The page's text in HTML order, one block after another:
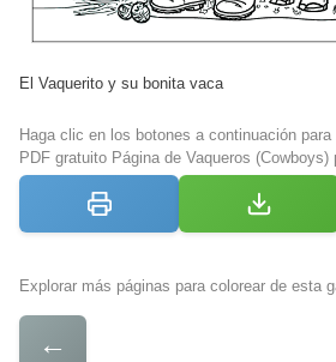
El Vaquerito y su bonita vaca
Haga clic en los botones a continuación
PDF gratuito Página de Vaqueros (Cowboys)
Explorar más páginas para colorear de esta
←